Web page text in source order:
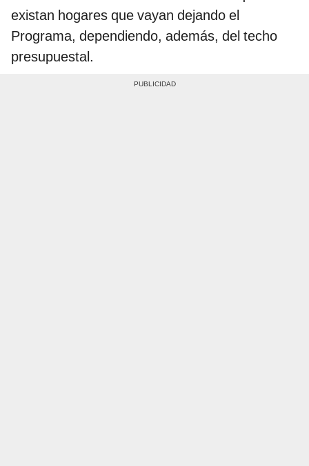
existan hogares que vayan dejando el
Programa, dependiendo, además, del techo
presupuestal.